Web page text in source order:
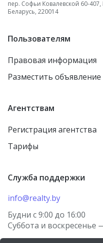
пер. Софьи Ковалевской 60-
Беларусь, 220014
Пользователям
Правовая информация
Разместить объявление
Агентствам
Регистрация агентства
Тарифы
Служба поддержки
info@realty.by
Будни с 9:00 до 16:00
Суббота и